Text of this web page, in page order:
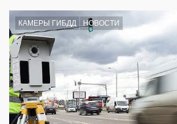
КАМЕРЫ ГИБДД НОВОСТИ